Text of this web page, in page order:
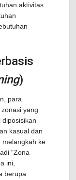
aktivitas
)
para
yang
diposisikan
kasual dan
melangkah ke
"Zona
ini,
berupa